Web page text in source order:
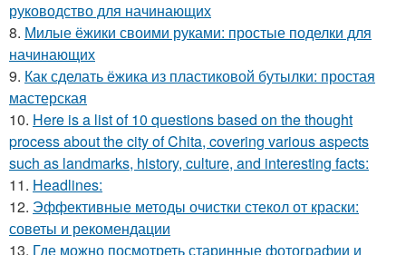
руководство для начинающих
8. Милые ёжики своими руками: простые поделки для
начинающих
9. Как сделать ёжика из пластиковой бутылки: простая
мастерская
10. Here is a list of 10 questions based on the thought
process about the city of Chita, covering various aspects
such as landmarks, history, culture, and interesting facts:
11. Headlines:
12. Эффективные методы очистки стекол от краски:
советы и рекомендации
13. Где можно посмотреть старинные фотографии и